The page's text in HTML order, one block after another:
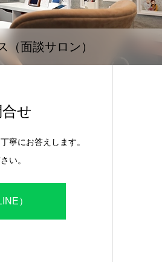
（面談サロン）
せ
寧にお答えします。
い。
）